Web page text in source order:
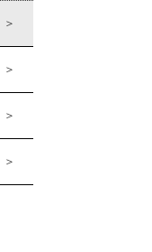
＞
＞
＞
＞